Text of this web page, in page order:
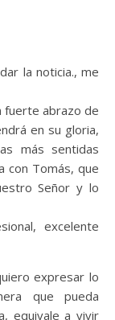
la noticia., me
fuerte abrazo de
en su gloria,
más sentidas
con Tomás, que
Señor y lo
excelente
expresar lo
que pueda
equivale a vivir